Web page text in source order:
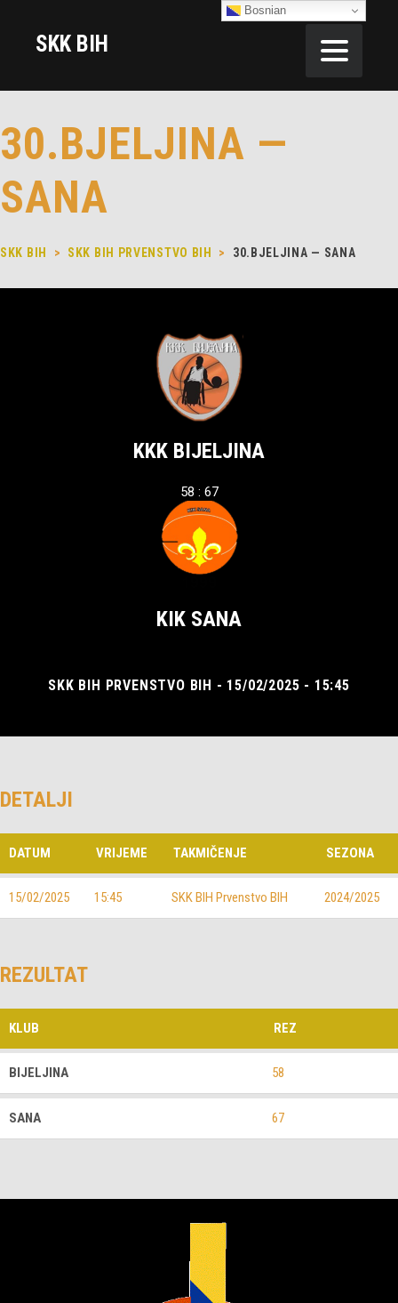
SKK BIH
30.BJELJINA —
SANA
SKK BIH > SKK BIH PRVENSTVO BIH > 30.BJELJINA — SANA
KKK BIJELJINA
58 : 67
KIK SANA
SKK BIH PRVENSTVO BIH - 15/02/2025 - 15:45
DETALJI
DATUM VRIJEME TAKMIČENJE SEZONA
15/02/2025 15:45 SKK BIH Prvenstvo BIH 2024/2025
REZULTAT
KLUB REZ
BIJELJINA 58
SANA 67
Bosnian